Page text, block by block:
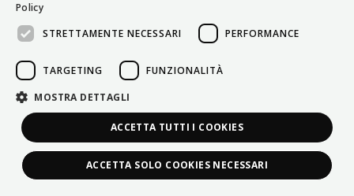
PORTUGUÊS
Policy
STRETTAMENTE NECESSARI
PERFORMANCE
TARGETING FUNZIONALITÀ
MOSTRA DETTAGLI
ACCETTA TUTTI I COOKIES
ACCETTA SOLO COOKIES NECESSARI